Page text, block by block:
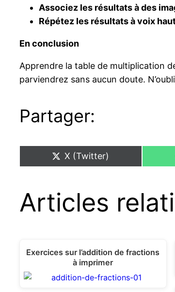
Associez les résultats à des
Répétez les résultats à voix
En conclusion
Apprendre la table de multiplication
parviendrez sans aucun doute.
Partager:
Share
on
X (Twitter)
Articles
Exercices sur l’addition de fractions
à imprimer